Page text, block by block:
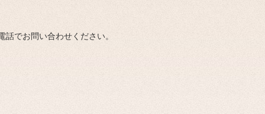
でお問い合わせください。